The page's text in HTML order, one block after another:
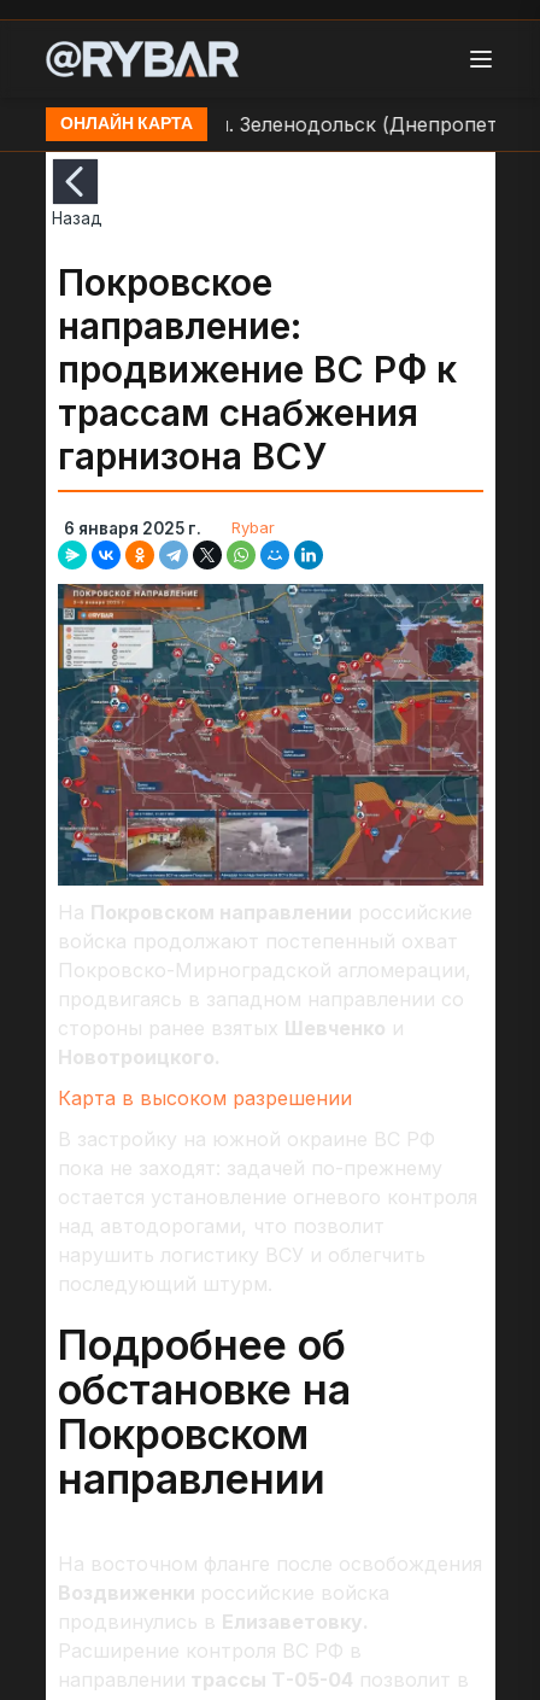
ОНЛАЙН КАРТА
ВСУ в н.п. Зеленодольск
Назад
Покровское
направление:
продвижение ВС РФ к
трассам снабжения
гарнизона ВСУ
6 января 2025 г. Rybar
На Покровском направлении российские
войска продолжают постепенный охват
Покровско-Мирноградской агломерации,
продвигаясь в западном направлении со
стороны ранее взятых Шевченко и
Новотроицкого.
Карта в высоком разрешении
В застройку на южной окраине ВС РФ
пока не заходят: задачей по-прежнему
остается установление огневого контроля
над автодорогами, что позволит
нарушить логистику ВСУ и облегчить
последующий штурм.
Подробнее об
обстановке на
Покровском
направлении
На восточном фланге после освобождения
Воздвиженки российские войска
продвинулись в Елизаветовку.
Расширение контроля ВС РФ в
направлении трассы Т-05-04 позволит в